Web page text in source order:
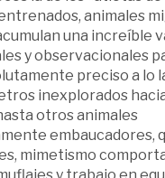
animales
una increíble
y observacionales
preciso a lo
inexplorados
otros animales
embaucadores,
mimetismo